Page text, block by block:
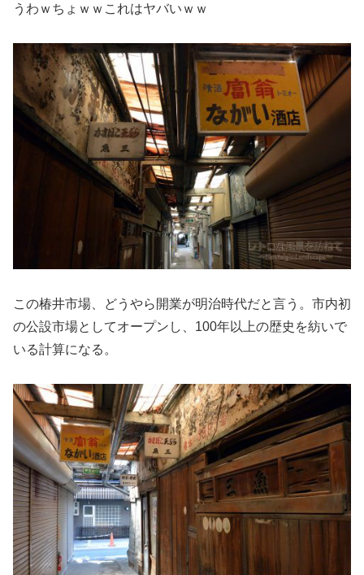
うわｗちょｗｗこれはヤバいｗｗ
この椿井市場、どうやら開業が明治時代だと言う。市内初
の公設市場としてオープンし、100年以上の歴史を紡いで
いる計算になる。